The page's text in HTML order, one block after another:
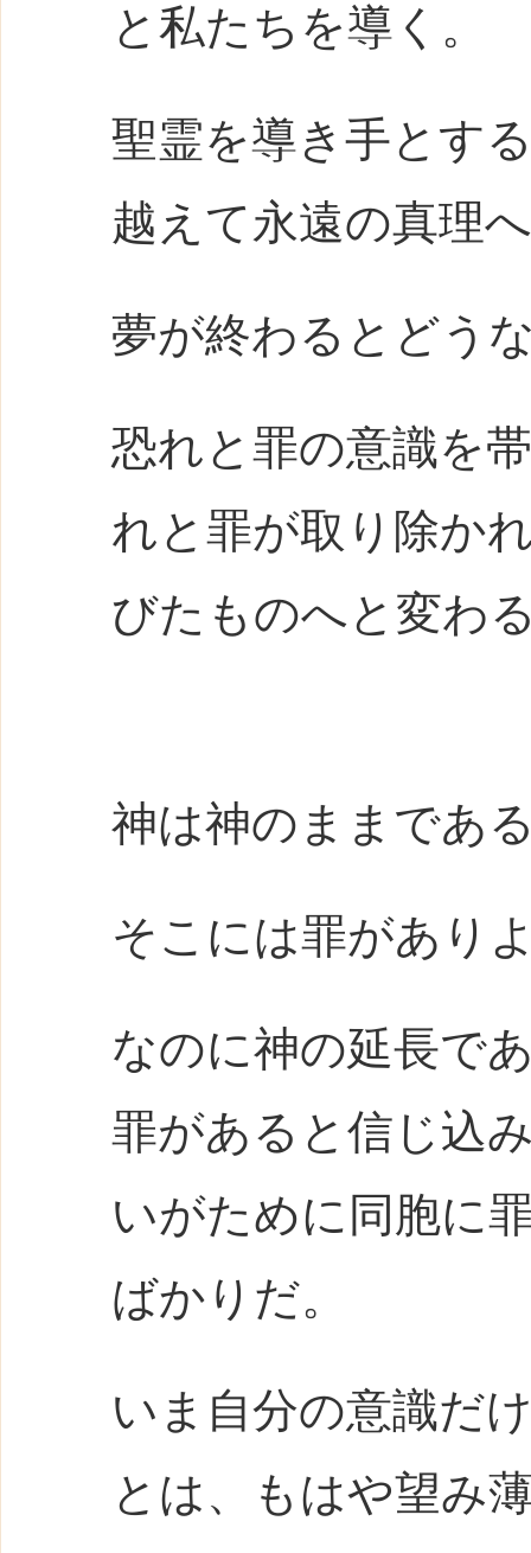
と私たちを導く。
聖霊を導き手とす
越えて永遠の真理
夢が終わるとどう
恐れと罪の意識を
れと罪が取り除か
びたものへと変わ
神は神のままであ
そこには罪があり
なのに神の延長で
罪があると信じ込
いがために同胞に
ばかりだ。
いま自分の意識だ
とは、もはや望み